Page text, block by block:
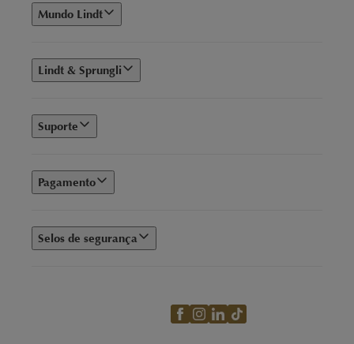
Mundo Lindt
Lindt & Sprungli
Suporte
Pagamento
Selos de segurança